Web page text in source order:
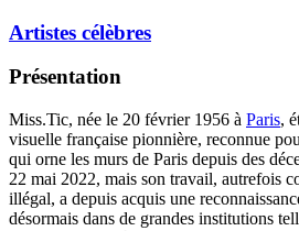
Artistes célèbres
Présentation
Miss.Tic, née le 20 février 1956 à Paris,
visuelle française pionnière, reconnue
qui orne les murs de Paris depuis des
22 mai 2022, mais son travail, autrefois
illégal, a depuis acquis une
désormais dans de grandes institutions